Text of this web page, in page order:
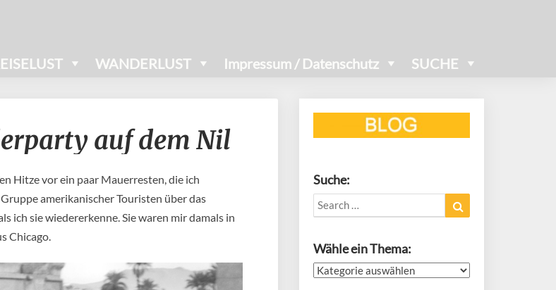
WANDERLUST Impressum / Datenschutz SUCHE
auf dem Nil
Hitze vor ein paar Mauerresten, die ich
amerikanischer Touristen über das
ich sie wiedererkenne. Sie waren mir damals in
Chicago.
Suche:
Search
for:
Wähle ein Thema:
Wähle